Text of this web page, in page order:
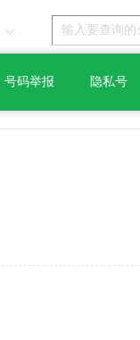
号码举报 隐私号